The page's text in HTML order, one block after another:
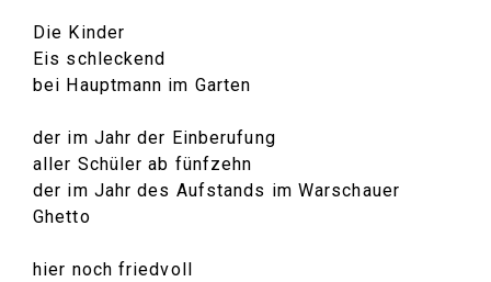
Die Kinder
Eis schleckend
bei Hauptmann im Garten
der im Jahr der Einberufung
aller Schüler ab fünfzehn
der im Jahr des Aufstands im Warschauer
Ghetto
hier noch friedvoll